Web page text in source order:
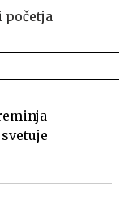
početja